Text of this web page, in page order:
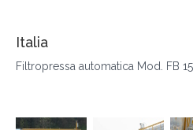
Italia
Filtropressa automatica Mod. FB